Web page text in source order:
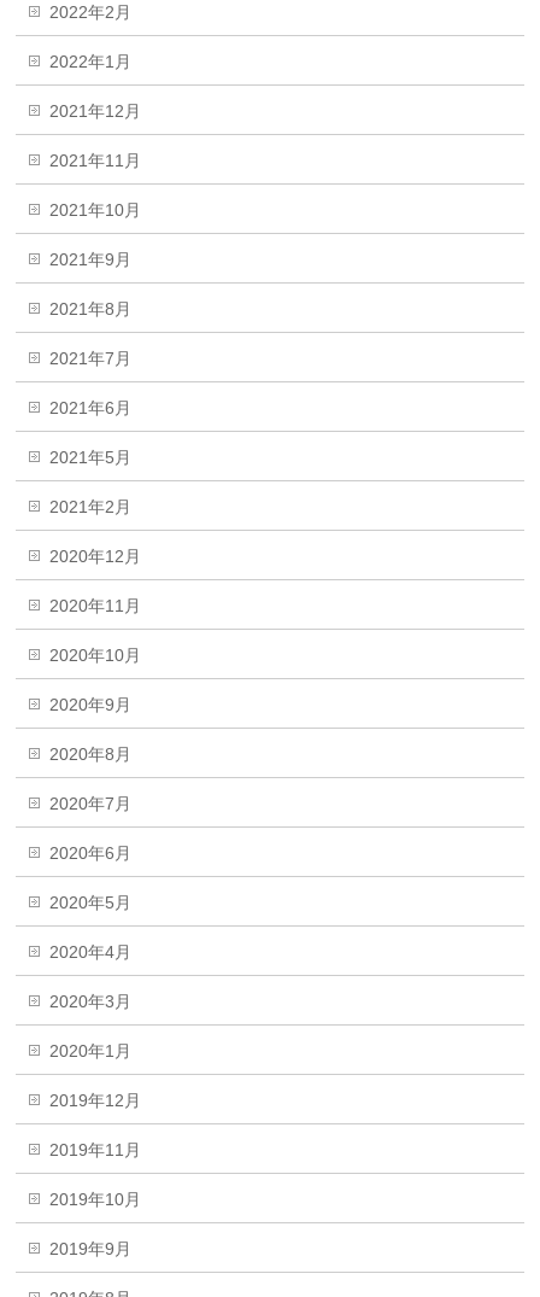
2022年2月
2022年1月
2021年12月
2021年11月
2021年10月
2021年9月
2021年8月
2021年7月
2021年6月
2021年5月
2021年2月
2020年12月
2020年11月
2020年10月
2020年9月
2020年8月
2020年7月
2020年6月
2020年5月
2020年4月
2020年3月
2020年1月
2019年12月
2019年11月
2019年10月
2019年9月